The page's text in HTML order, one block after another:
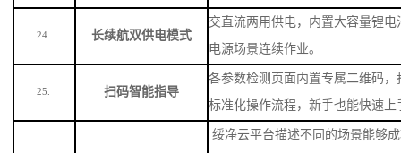
24. 长续航双供电模式
交直流两用供电，内置大容量锂电
电源场景连续作业。
25. 扫码智能指导
各参数检测页面内置专属二维码
标准化操作流程，新手也能快速上
绥净云平台描述不同的场景能够